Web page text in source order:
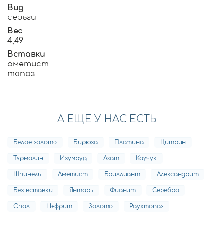
Вид
серьги
Вес
4,49
Вставки
аметист
топаз
А ЕЩЕ У НАС ЕСТЬ
Белое золото Бирюза Платина Цитрин
Турмалин Изумруд Агат Каучук
Шпинель Аметист Бриллиант Александрит
Без вставки Янтарь Фианит Серебро
Опал Нефрит Золото Раухтопаз